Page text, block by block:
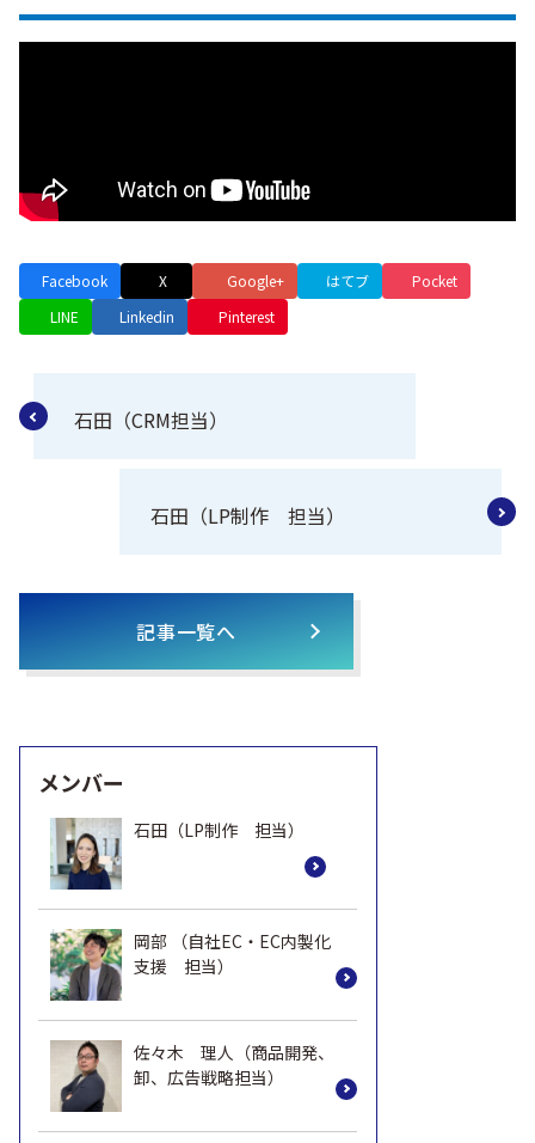
Facebook X Google+ はてブ
Pocket
LINE
Linkedin Pinterest
石田（CRM担当）
石田（LP制作 担当）
記事一覧へ
メンバー
石田（LP制作 担当）
岡部 （自社EC・EC内製化
支援 担当）
佐々木 理人（商品開発、
卸、広告戦略担当）